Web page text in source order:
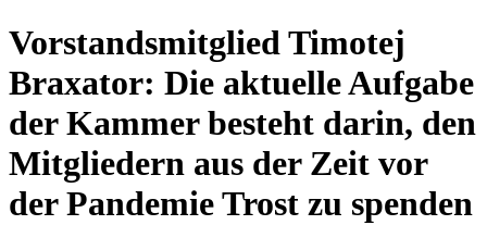
Vorstandsmitglied Timotej
Braxator: Die aktuelle Aufgabe
der Kammer besteht darin, den
Mitgliedern aus der Zeit vor
der Pandemie Trost zu spenden